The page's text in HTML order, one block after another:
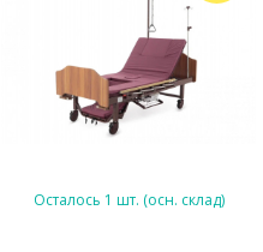
Осталось 1 шт. (осн. склад)